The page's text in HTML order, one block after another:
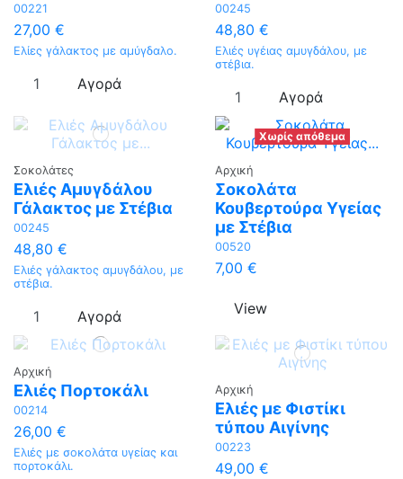
00221
27,00 €
Ελίες γάλακτος με αμύγδαλο.
Αγορά
00245
48,80 €
Ελιές υγέιας αμυγδάλου, με
στέβια.
Αγορά
Σοκολάτες
Ελιές Αμυγδάλου
Γάλακτος με Στέβια
00245
48,80 €
Ελιές γάλακτος αμυγδάλου, με
στέβια.
Αγορά
Χωρίς απόθεμα
Αρχική
Σοκολάτα
Κουβερτούρα Υγείας
με Στέβια
00520
7,00 €
View
Αρχική
Ελιές Πορτοκάλι
00214
26,00 €
Ελιές με σοκολάτα υγείας και
πορτοκάλι.
Αρχική
Ελιές με Φιστίκι
τύπου Αιγίνης
00223
49,00 €